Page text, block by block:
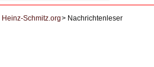
Heinz-Schmitz.org
Nachrichtenleser